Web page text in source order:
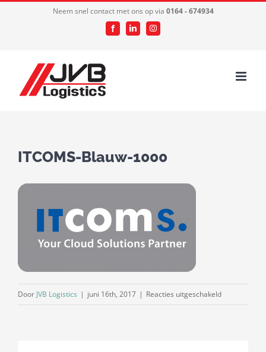
Neem snel contact met ons op via 0164 - 674934
FacebookLinkedInInstagram
ITCOMS-Blauw-1000
Door JVB Logistics | juni 16th, 2017 | Reacties uitgeschakeldvoor